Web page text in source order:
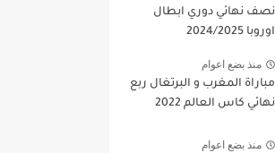
نصف نهائي دوري ابطال
اوروبا 2024/2025
منذ بضع اعوام
مباراة المغرب و البرتغال ربع
نهائي كاس العالم 2022
منذ بضع اعوام